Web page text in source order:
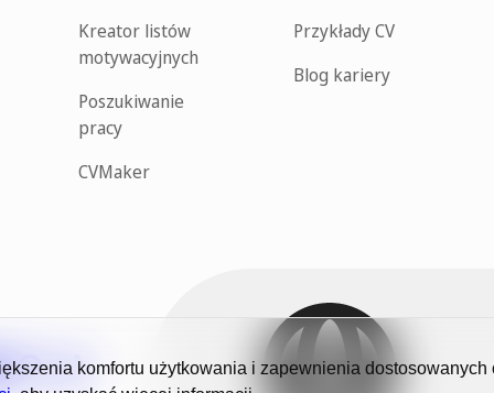
komfortu użytkowania i zapewnienia
Kreator listów
motywacyjnych
Poszukiwanie
pracy
CVMaker
Przykłady CV
Blog kariery